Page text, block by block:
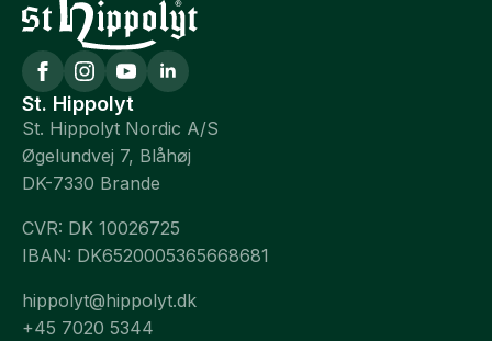
St. Hippolyt
St. Hippolyt Nordic A/S
Øgelundvej 7, Blåhøj
DK-7330 Brande
CVR: DK 10026725
IBAN: DK6520005365668681
hippolyt@hippolyt.dk
+45 7020 5344